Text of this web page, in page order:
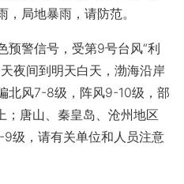
局地暴雨，请防范。
警信号，受第9号台风“利
夜间到明天白天，渤海沿岸
北风7-8级，阵风9-10级，部
；唐山、秦皇岛、沧州地区
级，请有关单位和人员注意